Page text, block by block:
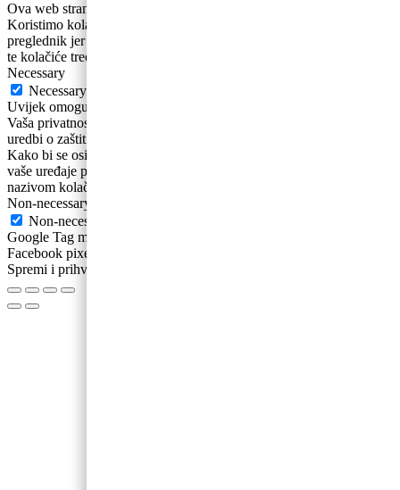
Ova web stranica koristi kolačiće za poboljšanje vašeg iskustva.
Koristimo kolačiće koji se prema potrebi pohranjuju se na vaš
preglednik jer su bitni za rad osnovnih funkcionalnosti web stranice
te kolačiće trećih strana koji nam pomažu u analizira
Necessary
Necessary
Uvijek omogućeno
Vaša privatnost i osobni podaci su nam bitni. Sukladno novoj Općoj
uredbi o zaštiti podataka ažurirali smo naša Pravila privatnosti .
Kako bi se osigurao ispravan rad ovih web-stranica, ponekad na
vaše uređaje pohranjujemo male podatkovne datoteke poznate pod
nazivom kolačići.
Non-necessary
Non-necessary
Google Tag manager Google Analytics Google ecommerce
Facebook pixel
Spremi i prihvati